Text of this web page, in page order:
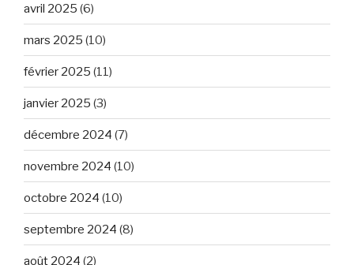
avril 2025 (6)
mars 2025 (10)
février 2025 (11)
janvier 2025 (3)
décembre 2024 (7)
novembre 2024 (10)
octobre 2024 (10)
septembre 2024 (8)
août 2024 (2)